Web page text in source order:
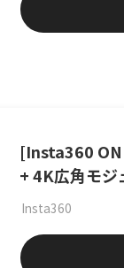
[Insta360
+ 4K広角モジ
Insta360